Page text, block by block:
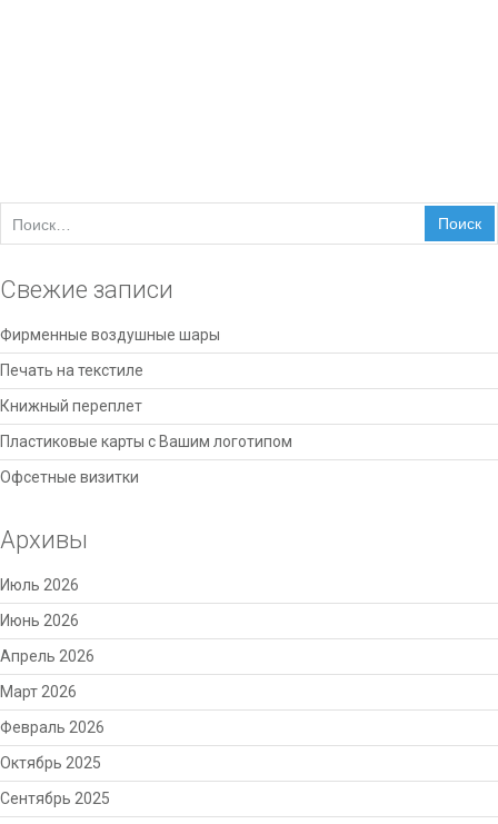
Свежие записи
Фирменные воздушные шары
Печать на текстиле
Книжный переплет
Пластиковые карты с Вашим логотипом
Офсетные визитки
Архивы
Июль 2026
Июнь 2026
Апрель 2026
Март 2026
Февраль 2026
Октябрь 2025
Сентябрь 2025